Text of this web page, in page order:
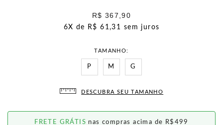
R$ 367,90
6X de R$ 61,31 sem juros
TAMANHO
P M G
DESCUBRA SEU TAMANHO
FRETE GRÁTIS nas compras acima de R$499